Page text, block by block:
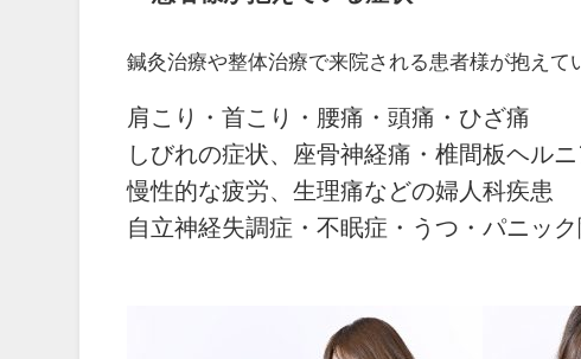
鍼灸治療や整体治療で来院される患者様が抱えて
肩こり・首こり・腰痛・頭痛・ひざ痛
しびれの症状、座骨神経痛・椎間板ヘルニ
慢性的な疲労、生理痛などの婦人科疾患
自立神経失調症・不眠症・うつ・パニッ